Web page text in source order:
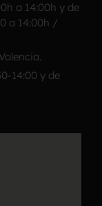
a 14:00h y de
a 14:00h /
14:00 y de